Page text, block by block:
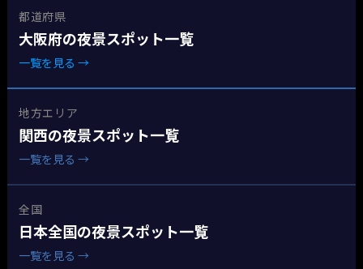
都道府県
大阪府の夜景スポット一覧
一覧を見る →
地方エリア
関西の夜景スポット一覧
一覧を見る →
全国
日本全国の夜景スポット一覧
一覧を見る →